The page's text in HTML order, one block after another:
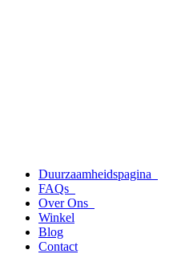
Duurzaamheidspagina
FAQs
Over Ons
Winkel
Blog
Contact